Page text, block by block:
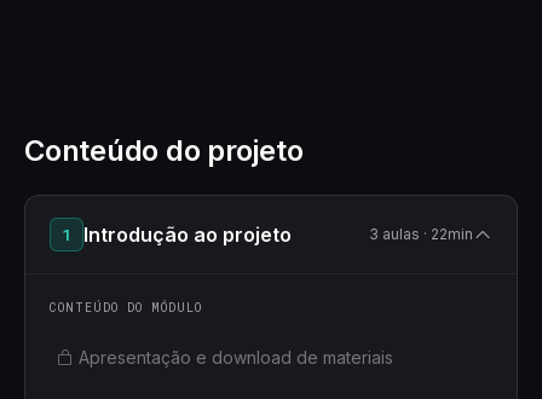
Conteúdo do projeto
1 Introdução ao projeto 3 aulas · 22min
CONTEÚDO DO MÓDULO
Apresentação e download de materiais